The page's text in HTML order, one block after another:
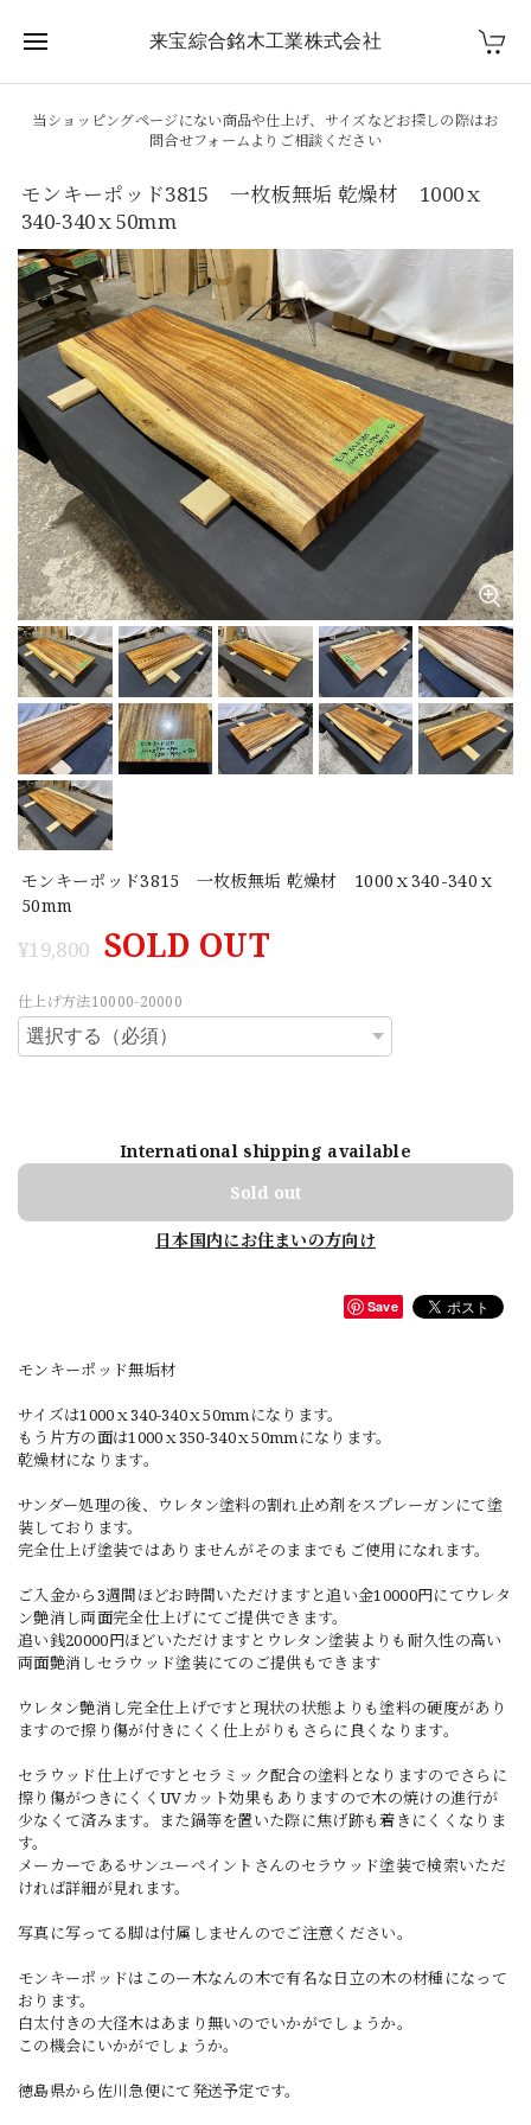
来宝綜合銘木工業株式会社
当ショッピングページにない商品や仕上げ、サイズなどお探しの際はお
問合せフォームよりご相談ください
モンキーポッド3815 一枚板無垢 乾燥材 1000ｘ
340-340ｘ50mm
モンキーポッド3815 一枚板無垢 乾燥材 1000ｘ340-340ｘ
50mm
¥19,800 SOLD OUT
仕上げ方法10000-20000
International shipping available
Sold out
日本国内にお住まいの方向け
Save
モンキーポッド無垢材
サイズは1000ｘ340-340ｘ50mmになります。
もう片方の面は1000ｘ350-340ｘ50mmになります。
乾燥材になります。
サンダー処理の後、ウレタン塗料の割れ止め剤をスプレーガンにて塗
装しております。
完全仕上げ塗装ではありませんがそのままでもご使用になれます。
ご入金から3週間ほどお時間いただけますと追い金10000円にてウレタ
ン艶消し両面完全仕上げにてご提供できます。
追い銭20000円ほどいただけますとウレタン塗装よりも耐久性の高い
両面艶消しセラウッド塗装にてのご提供もできます
ウレタン艶消し完全仕上げですと現状の状態よりも塗料の硬度があり
ますので擦り傷が付きにくく仕上がりもさらに良くなります。
セラウッド仕上げですとセラミック配合の塗料となりますのでさらに
擦り傷がつきにくくUVカット効果もありますので木の焼けの進行が
少なくて済みます。また鍋等を置いた際に焦げ跡も着きにくくなりま
す。
メーカーであるサンユーペイントさんのセラウッド塗装で検索いただ
ければ詳細が見れます。
写真に写ってる脚は付属しませんのでご注意ください。
モンキーポッドはこのー木なんの木で有名な日立の木の材種になって
おります。
白太付きの大径木はあまり無いのでいかがでしょうか。
この機会にいかがでしょうか。
徳島県から佐川急便にて発送予定です。